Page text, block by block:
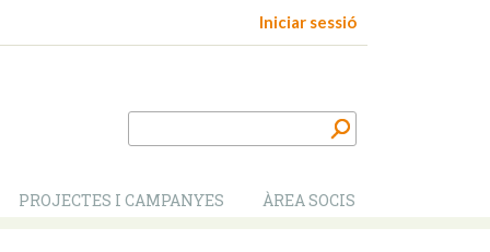
Iniciar sessió
PROJECTES I CAMPANYES ÀREA SOCIS